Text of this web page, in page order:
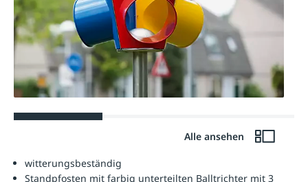
Alle ansehen
witterungsbeständig
Standpfosten mit farbig unterteilten Balltrichter mit 3